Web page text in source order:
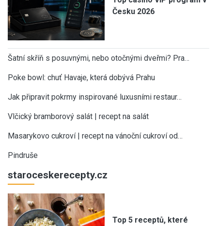
Česku 2026
Šatní skříň s posuvnými, nebo otočnými dveřmi? Pra…
Poke bowl: chuť Havaje, která dobývá Prahu
Jak připravit pokrmy inspirované luxusními restaur…
Vlčický bramborový salát | recept na salát
Masarykovo cukroví | recept na vánoční cukroví od…
Pindruše
staroceskerecepty.cz
Top 5 receptů, které